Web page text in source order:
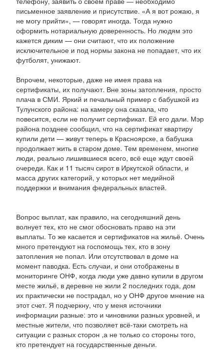
письменное заявление и присутствие. «А я вот рожаю, я
не могу прийти», — говорят иногда. Тогда нужно
оформить нотариальную доверенность. Но людям это
кажется диким — они считают, что их положение
исключительное и под нормы закона не попадает, что их
футболят, унижают.
Впрочем, некоторые, даже не имея права на
сертификаты, их получают. Вне зоны затопления, просто
плача в СМИ. Яркий и печальный пример с бабушкой из
Тулунского района: на камеру она сказала, что
повесится, если не получит сертификат. Ей его дали. Мэр
района позднее сообщил, что на сертификат квартиру
купили дети — живут теперь в Красноярске, а бабушка
продолжает жить в старом доме. Тем временем, многие
люди, реально лишившиеся всего, всё еще ждут своей
очереди. Как и 11 тысяч сирот в Иркутской области, и
масса других категорий, у которых нет медийной
поддержки и внимания федеральных властей.
Вопрос выплат, как правило, на сегодняшний день
волнует тех, кто не смог обосновать право на эти
выплаты. То же касается и сертификатов на жильё. Очень
много претендуют на госпомощь тех, кто в зону
затопления не попал. Или отсутствовал в доме на
момент паводка. Есть случаи, и они отображены в
мониторинге ОНФ, когда люди уже давно купили в другом
месте жильё, в деревне не жили 2 последних года, дом
их практически не пострадал, но у ОНФ другое мнение на
этот счет. Я подчеркну, что у меня источники
информации разные: это и чиновники разных уровней, и
местные жители, что позволяет всё-таки смотреть на
ситуации с разных сторон ,а не только со стороны того,
кто претендует на государственные деньги.